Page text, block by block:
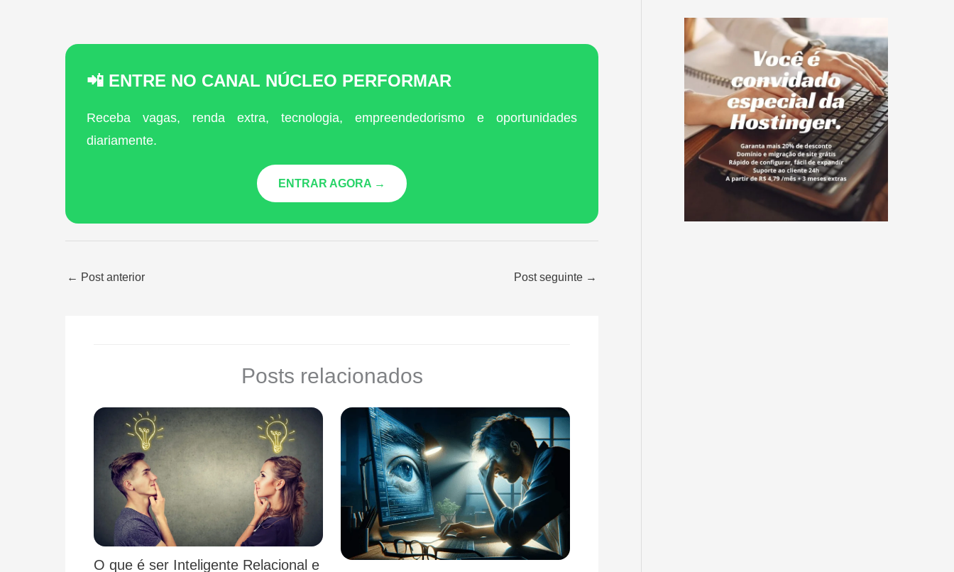
📲 ENTRE NO CANAL NÚCLEO PERFORMAR
Receba vagas, renda extra, tecnologia, empreendedorismo e oportunidades
diariamente.
ENTRAR AGORA →
← Post anterior Post seguinte →
Posts relacionados
O que é ser Inteligente Relacional e